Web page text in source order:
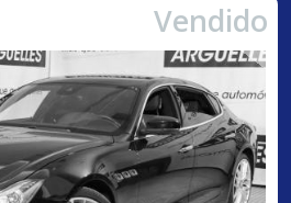
Vendido